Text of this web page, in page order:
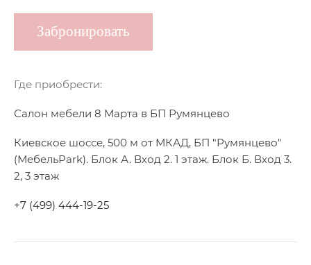
Забронировать
Где приобрести:
Салон мебели 8 Марта в БП Румянцево
Киевское шоссе, 500 м от МКАД, БП "Румянцево"
(МебельPark). Блок А. Вход 2. 1 этаж. Блок Б. Вход 3.
2, 3 этаж
+7 (499) 444-19-25